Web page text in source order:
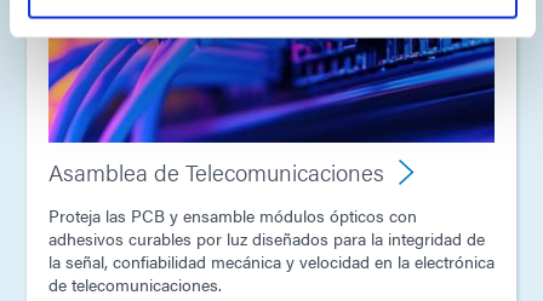
Asamblea de Telecomunicaciones
Proteja las PCB y ensamble módulos ópticos con
adhesivos curables por luz diseñados para la integridad de
la señal, confiabilidad mecánica y velocidad en la electrónica
de telecomunicaciones.